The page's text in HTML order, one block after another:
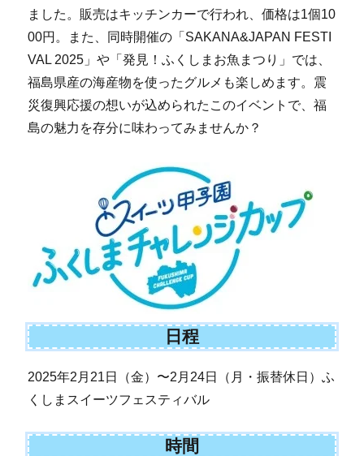
ました。販売はキッチンカーで行われ、価格は1個10
00円。また、同時開催の「SAKANA&JAPAN FESTI
VAL 2025」や「発見！ふくしまお魚まつり」では、
福島県産の海産物を使ったグルメも楽しめます。震
災復興応援の想いが込められたこのイベントで、福
島の魅力を存分に味わってみませんか？
日程
2025年2月21日（金）〜2月24日（月・振替休日）ふ
くしまスイーツフェスティバル
時間